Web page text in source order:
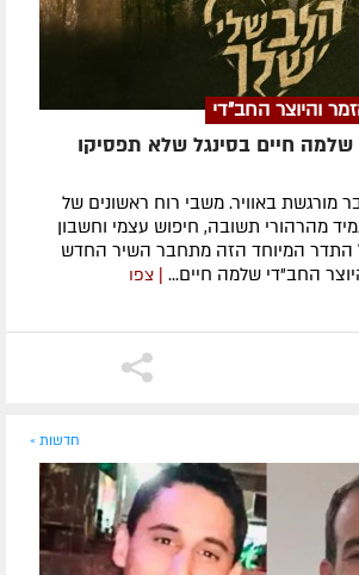
והיוצר החב"די
חיים בסינגל שלא תפסיקו
מורגשת באוויר. משבי רוח ראשונים של
מהרהורי תשובה, חיפוש עצמי וחשבון
התדר המיוחד הזה מתחבר השיר החדש
החב"די שלמה חיים...
| צפו
חדשות »